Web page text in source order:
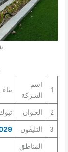
1
اسم
الشركة
2 العنوان
3 التليفون
المناطق